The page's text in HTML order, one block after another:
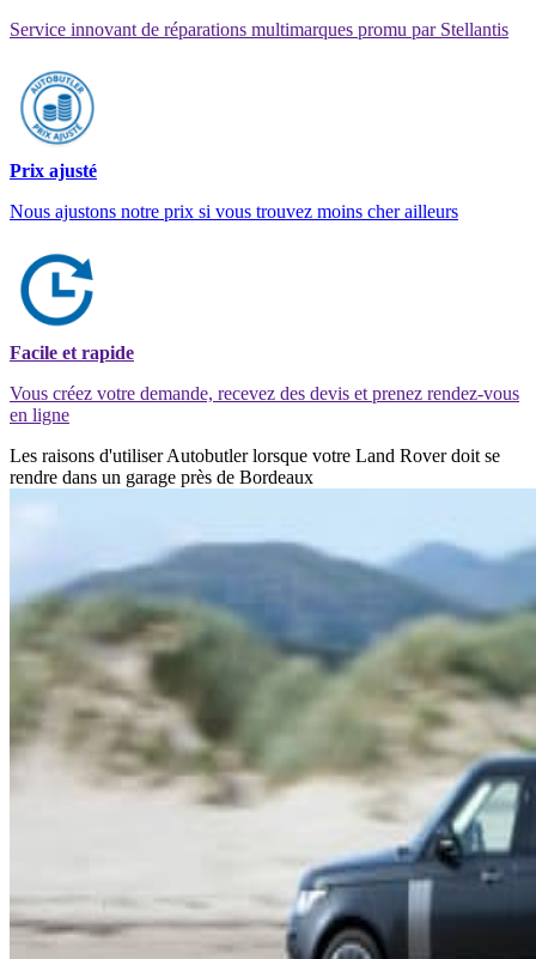
Service innovant de réparations multimarques promu par Stellantis
Prix ajusté
Nous ajustons notre prix si vous trouvez moins cher ailleurs
Facile et rapide
Vous créez votre demande, recevez des devis et prenez rendez-vous
en ligne
Les raisons d'utiliser Autobutler lorsque votre Land Rover doit se
rendre dans un garage près de Bordeaux